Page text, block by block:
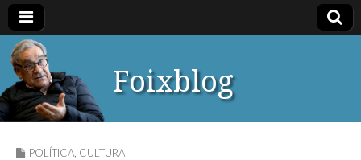
Foixblog
POLÍTICA CULTURA